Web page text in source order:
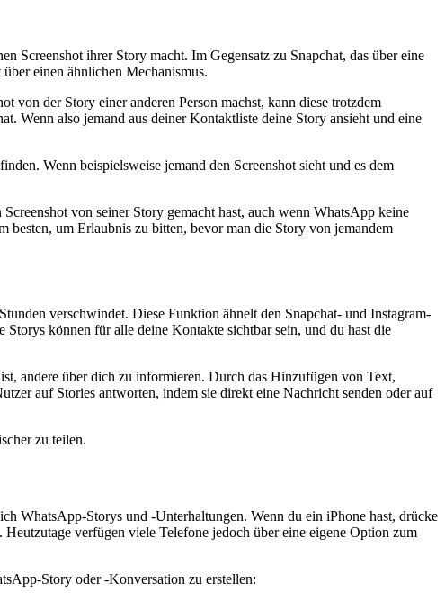
Screenshot ihrer Story macht. Im Gegensatz zu Snapchat, das über eine
einen ähnlichen Mechanismus.
von der Story einer anderen Person machst, kann diese trotzdem
Wenn also jemand aus deiner Kontaktliste deine Story ansieht und eine
Wenn beispielsweise jemand den Screenshot sieht und es dem
von seiner Story gemacht hast, auch wenn WhatsApp keine
besten, um Erlaubnis zu bitten, bevor man die Story von jemandem
verschwindet. Diese Funktion ähnelt den Snapchat- und Instagram-
können für alle deine Kontakte sichtbar sein, und du hast die
andere über dich zu informieren. Durch das Hinzufügen von Text,
auf Stories antworten, indem sie direkt eine Nachricht senden oder auf
zu teilen.
WhatsApp-Storys und -Unterhaltungen. Wenn du ein iPhone hast, drücke
verfügen viele Telefone jedoch über eine eigene Option zum
Story oder -Konversation zu erstellen: